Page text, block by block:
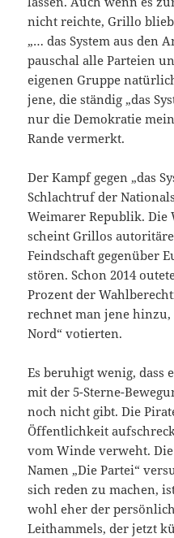
nicht reichte, Grillo
„… das System aus den
pauschal alle Parteien
eigenen Gruppe
jene, die ständig „das
nur die Demokratie
Rande vermerkt.
Der Kampf gegen „das
Schlachtruf der
Weimarer Republik. Die
scheint Grillos
Feindschaft gegenüber
stören. Schon 2014
Prozent der
rechnet man jene
Nord“ votierten.
Es beruhigt wenig, dass
mit der 5-Sterne-
noch nicht gibt. Die
Öffentlichkeit
vom Winde verweht.
Namen „Die Partei“
sich reden zu machen,
wohl eher der
Leithammels, der jetzt